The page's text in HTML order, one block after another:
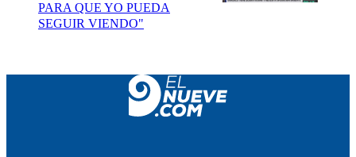
PARA QUE YO PUEDA
SEGUIR VIENDO"